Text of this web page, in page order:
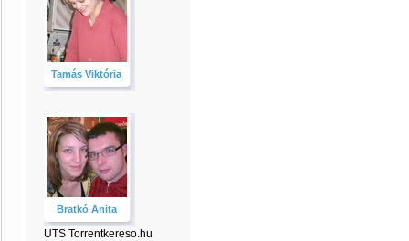
Tamás Viktória
Bratkó Anita
UTS Torrentkereso.hu